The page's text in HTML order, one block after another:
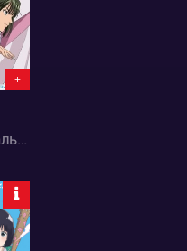
+
Игры / Паранормальное / Драма / Комедия / Спорт / Аниме